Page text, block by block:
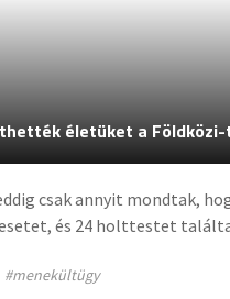
életüket a
csak annyit mondtak,
és 24 holttestet
#menekültügy